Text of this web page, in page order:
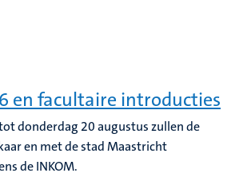
en facultaire introducties
donderdag 20 augustus zullen de
en met de stad Maastricht
de INKOM.